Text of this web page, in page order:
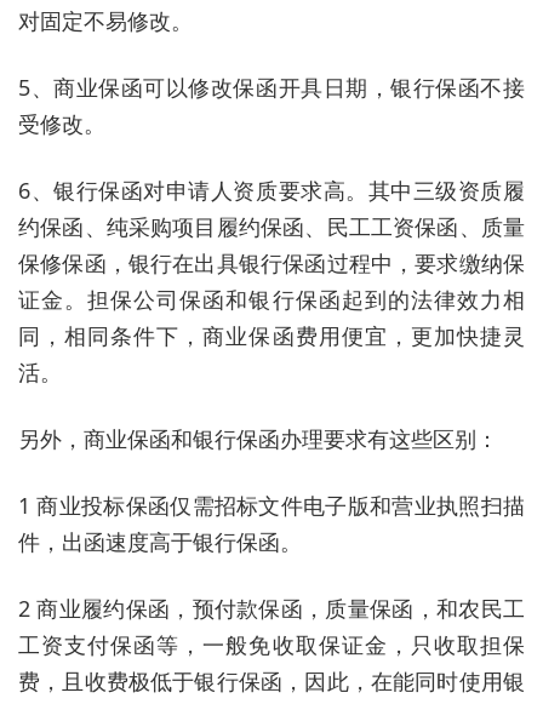
对固定不易修改。
5、商业保函可以修改保函开具日期，银行保函不接
受修改。
6、银行保函对申请人资质要求高。其中三级资质履
约保函、纯采购项目履约保函、民工工资保函、质量
保修保函，银行在出具银行保函过程中，要求缴纳保
证金。担保公司保函和银行保函起到的法律效力相
同，相同条件下，商业保函费用便宜，更加快捷灵
活。
另外，商业保函和银行保函办理要求有这些区别：
1 商业投标保函仅需招标文件电子版和营业执照扫描
件，出函速度高于银行保函。
2 商业履约保函，预付款保函，质量保函，和农民工
工资支付保函等，一般免收取保证金，只收取担保
费，且收费极低于银行保函，因此，在能同时使用银